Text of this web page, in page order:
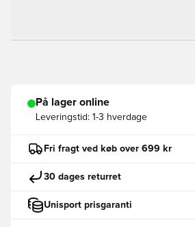
På lager online
Leveringstid: 1-3 hverdage
Fri fragt ved køb over 699 kr
30 dages returret
Unisport prisgaranti